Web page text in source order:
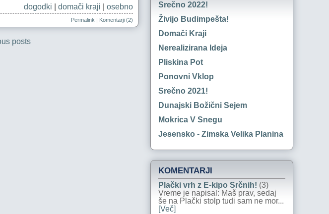
dogodki domači kraji osebno
Permalink | Komentarji (2)
posts
Srečno 2022!
Živijo Budimpešta!
Domači Kraji
Nerealizirana Ideja
Pliskina Pot
Ponovni Vklop
Srečno 2021!
Dunajski Božični Sejem
Mokrica V Snegu
Jesensko - Zimska Velika Planina
KOMENTARJI
Plački vrh z E-kipo Srčnih! (3)
Vreme je napisal: Maš prav, sedaj
še na Plački stolp tudi sam ne mor...
[Več]